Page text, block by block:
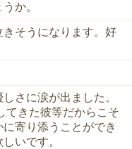
か。
そうになります。好
さに涙が出ました。
てきた彼等だからこそ
寄り添うことができ
いです。